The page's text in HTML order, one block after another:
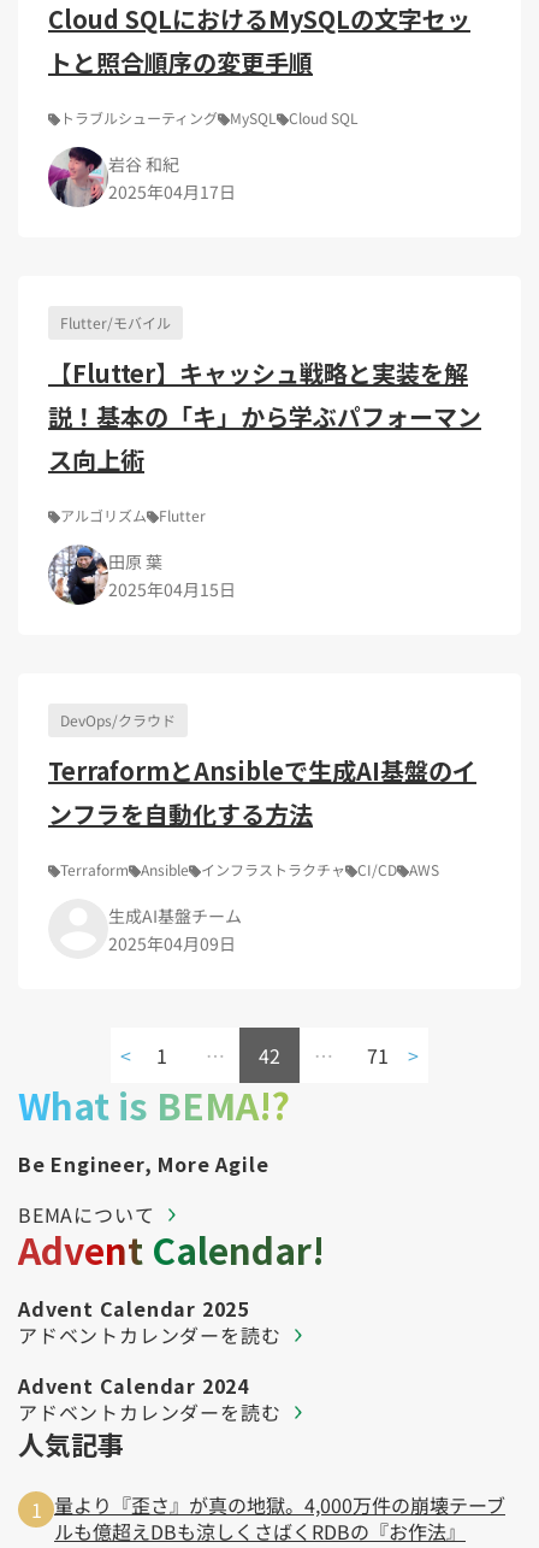
Cloud SQLにおけるMySQLの文字セッ
トと照合順序の変更手順
トラブルシューティング MySQL Cloud SQL
岩谷 和紀
2025年04月17日
Flutter/モバイル
【Flutter】キャッシュ戦略と実装を解
説！基本の「キ」から学ぶパフォーマン
ス向上術
アルゴリズム Flutter
田原 葉
2025年04月15日
DevOps/クラウド
TerraformとAnsibleで生成AI基盤のイ
ンフラを自動化する方法
Terraform Ansible インフラストラクチャ CI/CD AWS
生成AI基盤チーム
2025年04月09日
< 1 … 42 … 71 >
What is BEMA!?
Be Engineer, More Agile
BEMAについて
Advent Calendar!
Advent Calendar 2025
アドベントカレンダーを読む
Advent Calendar 2024
アドベントカレンダーを読む
人気記事
量より『歪さ』が真の地獄。4,000万件の崩壊テーブ
ルも億超えDBも涼しくさばくRDBの『お作法』